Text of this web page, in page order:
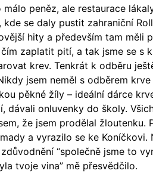
peněz, ale restaurace
kde se daly pustit zahraniční
hity a především tam měli
zaplatit pití, a tak jsme se s
krev. Tenkrát k odběru
jsem neměl s odběrem
pěkné žíly – ideální dárce
dávali onluvenky do školy.
že jsem prodělal žloutenku.
a vyrazilo se ke Koníčkovi.
“společně jsme to
tvoje vina” mě přesvědčilo.